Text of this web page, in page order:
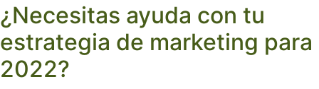
¿Necesitas ayuda con tu
estrategia de marketing para
2022?